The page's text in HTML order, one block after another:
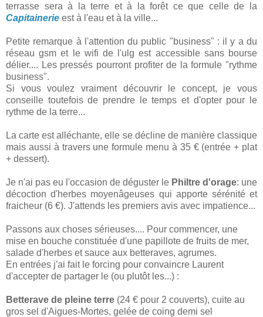
terrasse sera à la terre et à la forêt ce que celle de la
Capitainerie est à l'eau et à la ville...
Petite remarque à l'attention du public "business" : il y a du
réseau gsm et le wifi de l'ulg est accessible sans bourse
délier.... Les pressés pourront profiter de la formule "rythme
business".
Si vous voulez vraiment découvrir le concept, je vous
conseille toutefois de prendre le temps et d'opter pour le
rythme de la terre...
La carte est alléchante, elle se décline de manière classique
mais aussi à travers une formule menu à 35 € (entrée + plat
+ dessert).
Je n'ai pas eu l'occasion de déguster le Philtre d'orage: une
décoction d'herbes moyenâgeuses qui apporte sérénité et
fraicheur (6 €). J'attends les premiers avis avec impatience...
Passons aux choses sérieuses.... Pour commencer, une
mise en bouche constituée d'une papillote de fruits de mer,
salade d'herbes et sauce aux betteraves, agrumes.
En entrées j'ai fait le forcing pour convaincre Laurent
d'accepter de partager le (ou plutôt les...) :
Betterave de pleine terre (24 € pour 2 couverts), cuite au
gros sel d'Aigues-Mortes, gelée de coing demi sel